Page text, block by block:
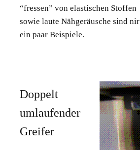
“fressen” von elastischen Stoffen
sowie laute Nähgeräusche sind nir
ein paar Beispiele.
Doppelt
umlaufender
Greifer